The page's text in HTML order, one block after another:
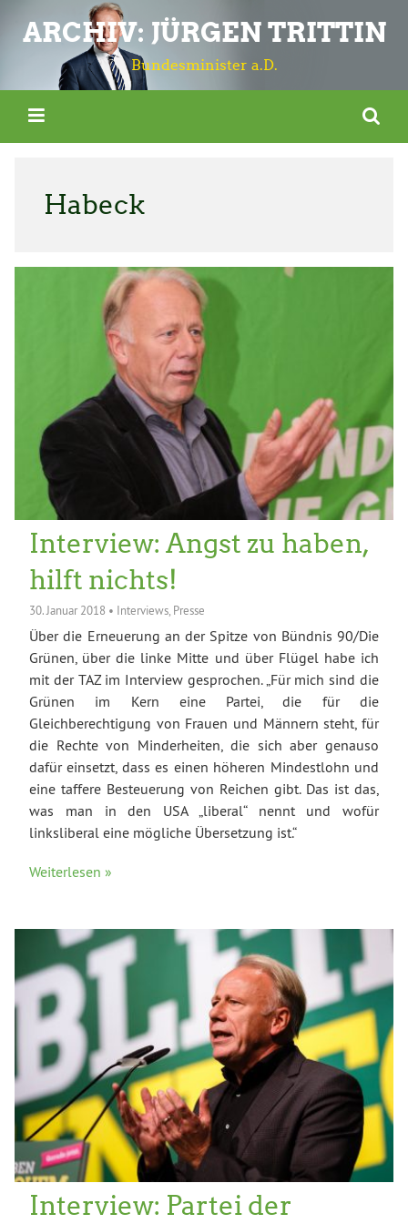
ARCHIV: JÜRGEN TRITTIN
Bundesminister a.D.
Habeck
Interview: Angst zu haben,
hilft nichts!
30. Januar 2018 • Interviews Presse
Über die Erneuerung an der Spitze von Bündnis 90/Die
Grünen, über die linke Mitte und über Flügel habe ich
mit der TAZ im Interview gesprochen. „Für mich sind die
Grünen im Kern eine Partei, die für die
Gleichberechtigung von Frauen und Männern steht, für
die Rechte von Minderheiten, die sich aber genauso
dafür einsetzt, dass es einen höheren Mindestlohn und
eine taffere Besteuerung von Reichen gibt. Das ist das,
was man in den USA „liberal“ nennt und wofür
linksliberal eine mögliche Übersetzung ist.“
Weiterlesen »
Interview: Partei der